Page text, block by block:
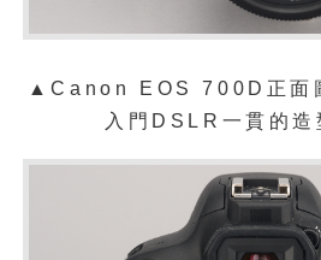
▲Canon EOS 700D正面
入門DSLR一貫的造